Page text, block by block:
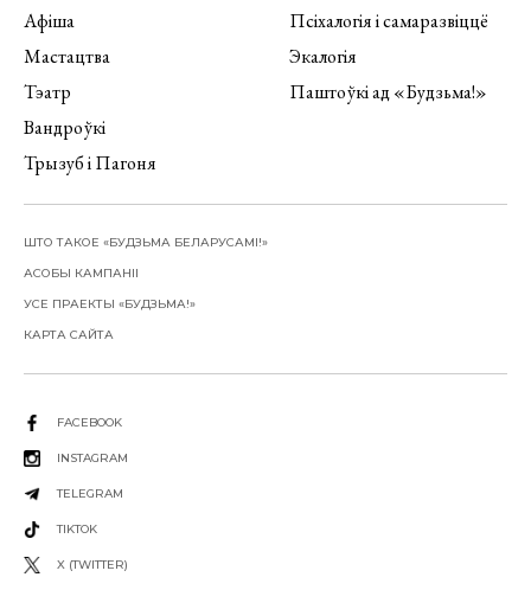
Афіша
Мастацтва
Тэатр
Вандроўкі
Трызуб і Пагоня
Псіхалогія і самаразвіццё
Экалогія
Паштоўкі ад «Будзьма!»
ШТО ТАКОЕ «БУДЗЬМА БЕЛАРУСАМІ!»
АСОБЫ КАМПАНІІ
УСЕ ПРАЕКТЫ «БУДЗЬМА!»
КАРТА САЙТА
FACEBOOK
INSTAGRAM
TELEGRAM
TIKTOK
X (TWITTER)